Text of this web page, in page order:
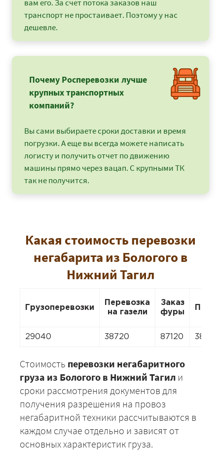
вам его. За счет потока заказов наш
транспорт не простаивает. Поэтому у нас
дешевле.
Почему Росперевозки лучше
крупных транспортных
компаний?
Вы сами выбираете сроки доставки и время
погрузки. А еще вы всегда можете написать
логисту и получить отчет по движению
машины прямо через вацап. С крупными ТК
так не получится.
Какая стоимость перевозки
негабарита из Бологого в
Нижний Тагил
Грузоперевозки
Перевозка
на газели
Заказ
фуры
29040 38720 87120 38720
Стоимость перевозки негабаритного
груза из Бологого в Нижний Тагил и
сроки рассмотрения документов для
получения разрешения на провоз
негабаритной техники рассчитываются в
каждом случае отдельно и зависят от
основных характеристик груза.